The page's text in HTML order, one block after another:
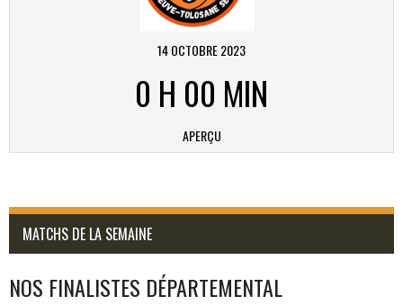
14 OCTOBRE 2023
0 H 00 MIN
APERÇU
MATCHS DE LA SEMAINE
NOS FINALISTES DÉPARTEMENTAL